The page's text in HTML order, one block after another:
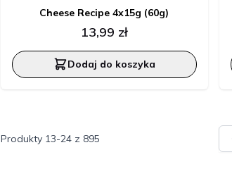
Cheese Recipe 4x15g (60g)
13,99 zł
Dodaj do koszyka
Produkty 13-24 z 895